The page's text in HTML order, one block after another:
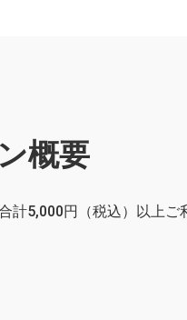
概要
5,000円（税込）以上